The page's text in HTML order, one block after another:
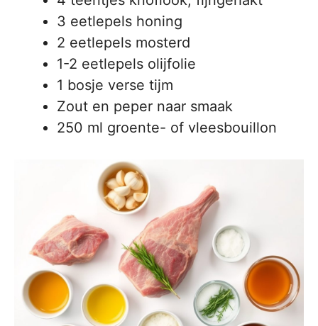
3 eetlepels honing
2 eetlepels mosterd
1-2 eetlepels olijfolie
1 bosje verse tijm
Zout en peper naar smaak
250 ml groente- of vleesbouillon